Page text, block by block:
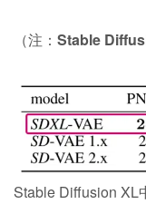
（注： Stable
Stable Diffusion XL